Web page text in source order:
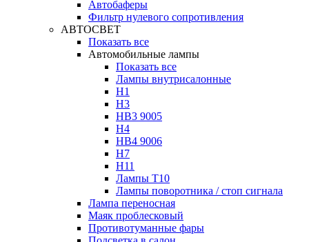
Автобаферы
Фильтр нулевого сопротивления
АВТОСВЕТ
Показать все
Автомобильные лампы
Показать все
Лампы внутрисалонные
H1
H3
HB3 9005
H4
HB4 9006
H7
H11
Лампы Т10
Лампы поворотника / стоп сигнала
Лампа переносная
Маяк проблесковый
Противотуманные фары